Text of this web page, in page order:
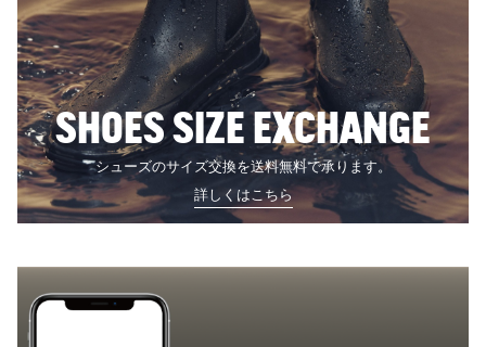
SHOES SIZE EXCHANGE
シューズのサイズ交換を送料無料で承ります。
詳しくはこちら